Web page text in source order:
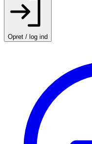
Opret / log ind